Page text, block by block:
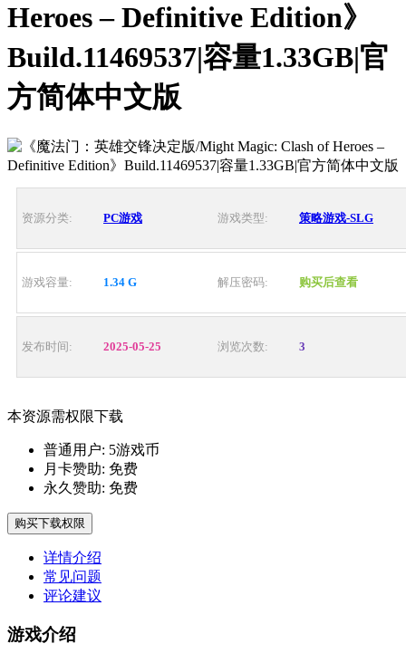
Heroes – Definitive Edition》
Build.11469537|容量1.33GB|官
方简体中文版
资源分类: PC游戏 游戏类型: 策略游戏-SLG
游戏容量: 1.34 G 解压密码: 购买后查看
发布时间: 2025-05-25 浏览次数: 3
本资源需权限下载
普通用户: 5游戏币
月卡赞助: 免费
永久赞助: 免费
购买下载权限
详情介绍
常见问题
评论建议
游戏介绍